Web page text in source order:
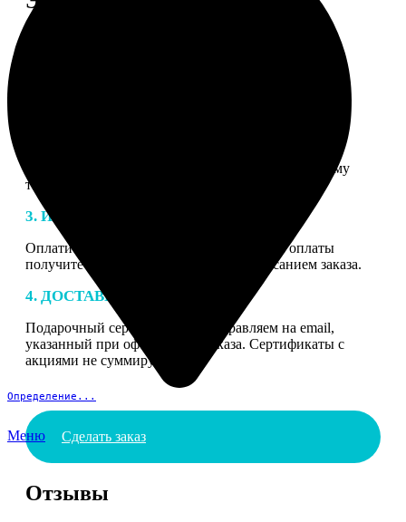
Определение...
Меню
специалисты могут связаться с Вами по указанному
телефону или email для согласования деталей.
3. ИЗГОТОВЛЕНИЕ
Оплатите заказ банковской картой. После оплаты
получите подтверждение на email с описанием заказа.
4. ДОСТАВКА И ОПЛАТА
Подарочный сертификат мы отправляем на email,
указанный при оформлении заказа. Сертификаты с
акциями не суммируются.
Сделать заказ
Отзывы